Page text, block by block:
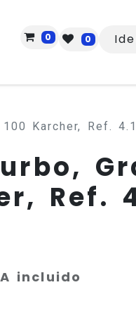
0 0
Karcher, Ref.
Ref.
incluido